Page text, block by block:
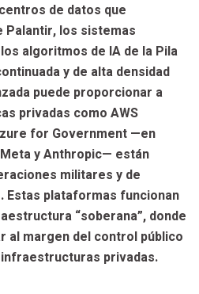
de datos que
Palantir, los sistemas
algoritmos de IA de la Pila
y de alta densidad
puede proporcionar a
privadas como AWS
for Government —en
y Anthropic— están
militares y de
Estas plataformas funcionan
“soberana”, donde
al margen del control público
privadas.